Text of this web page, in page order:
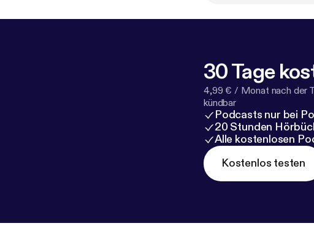
30 Tage
4,99 € / Monat nach der
kündbar
Podcasts nur bei
20 Stunden
Alle kostenlosen
Kostenlos testen